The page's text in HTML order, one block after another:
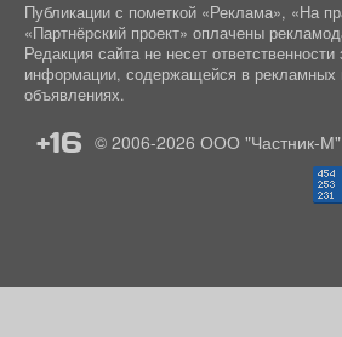
Публикации с пометкой «Реклама», «На
«Партнёрский проект» оплачены
Редакция сайта не несет ответственности
информации, содержащейся в рекламных
объявлениях.
+16 © 2006-2026 ООО "Частник-М"